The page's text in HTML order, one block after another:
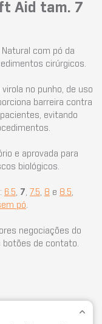
Aid tam. 7
com pó da
cirúrgicos.
no punho, de uso
barreira contra
evitando
e aprovada para
biológicos.
6.5, 7, 7.5, 8 e 8.5,
pó.
negociações do
botões de contato.